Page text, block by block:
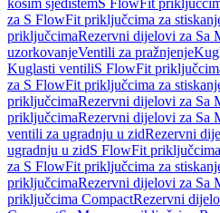
kosim sjedištemS FlowFit
za S FlowFit priključcima za
priključcimaRezervni dijelovi za Sa
uzorkovanjeVentili za pražnjenje
Kuglasti ventiliS FlowFit
za S FlowFit priključcima za
priključcimaRezervni dijelovi za Sa
priključcimaRezervni dijelovi za Sa
ventili za ugradnju u zidRezervni
ugradnju u zidS FlowFit
za S FlowFit priključcima za
priključcimaRezervni dijelovi za Sa
priključcima CompactRezervni